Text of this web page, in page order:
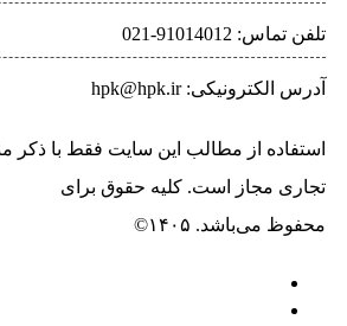
تلفن‌ تماس: 91014012-021
آدرس الکترونیکی: hpk@hpk.ir
استفاده از مطالب این سایت فقط با ذکر
تجاری مجاز است. کلیه حقوق برای
محفوظ می‌باشد. ۱۴۰۵©